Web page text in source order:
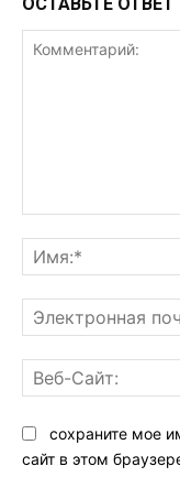
сохраните мое
сайт в этом